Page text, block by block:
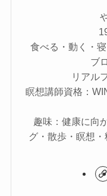
食べる・動く・
ブ
リアル
瞑想講師資格：
趣味：健康に向
グ・散歩・瞑想